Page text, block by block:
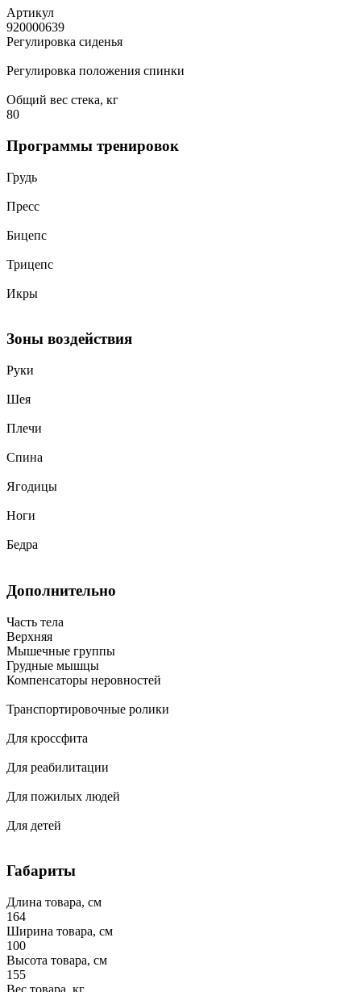
Артикул
920000639
Регулировка сиденья
Регулировка положения спинки
Общий вес стека, кг
80
Программы тренировок
Грудь
Пресс
Бицепс
Трицепс
Икры
Зоны воздействия
Руки
Шея
Плечи
Спина
Ягодицы
Ноги
Бедра
Дополнительно
Часть тела
Верхняя
Мышечные группы
Грудные мышцы
Компенсаторы неровностей
Транспортировочные ролики
Для кроссфита
Для реабилитации
Для пожилых людей
Для детей
Габариты
Длина товара, см
164
Ширина товара, см
100
Высота товара, см
155
Вес товара, кг